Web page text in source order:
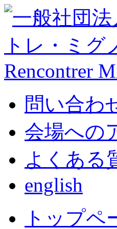
問い合わ
会場への
よくある
english
トップペ